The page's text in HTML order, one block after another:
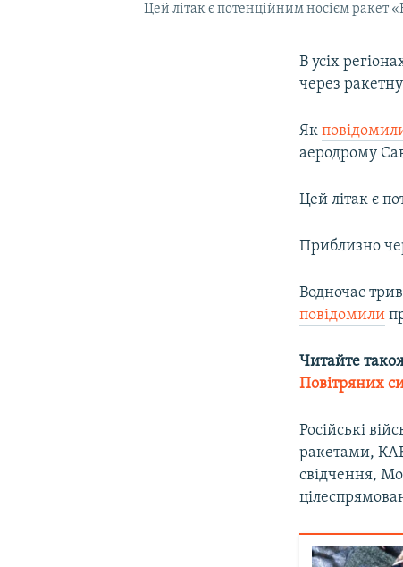
Цей літак є потенційним носієм ракет
В усіх
через
Як
аеродрому
Цей літак є
Приблизно
Водночас
повідомили
Читайте
Повітряних
Російські
ракетами,
свідчення,